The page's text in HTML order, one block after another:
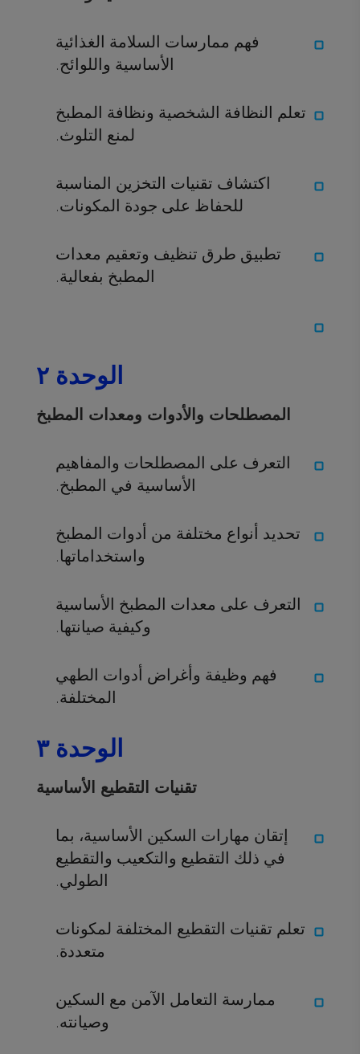
فهم ممارسات السلامة الغذائية
الأساسية واللوائح.
تعلم النظافة الشخصية ونظافة المطبخ
لمنع التلوث.
اكتشاف تقنيات التخزين المناسبة
للحفاظ على جودة المكونات.
تطبيق طرق تنظيف وتعقيم معدات
المطبخ بفعالية.
الوحدة ٢
المصطلحات والأدوات ومعدات المطبخ
التعرف على المصطلحات والمفاهيم
الأساسية في المطبخ.
تحديد أنواع مختلفة من أدوات المطبخ
واستخداماتها.
التعرف على معدات المطبخ الأساسية
وكيفية صيانتها.
فهم وظيفة وأغراض أدوات الطهي
المختلفة.
الوحدة ٣
تقنيات التقطيع الأساسية
إتقان مهارات السكين الأساسية، بما
في ذلك التقطيع والتكعيب والتقطيع
الطولي.
تعلم تقنيات التقطيع المختلفة لمكونات
متعددة.
ممارسة التعامل الآمن مع السكين
وصيانته.